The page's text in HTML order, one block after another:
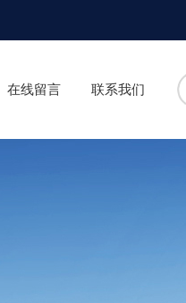
在线留言 联系我们